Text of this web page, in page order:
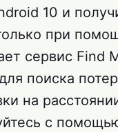
10 и
при
сервис Find
поиска
на
с